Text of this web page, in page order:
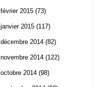
février 2015 (73)
janvier 2015 (117)
décembre 2014 (82)
novembre 2014 (122)
octobre 2014 (98)